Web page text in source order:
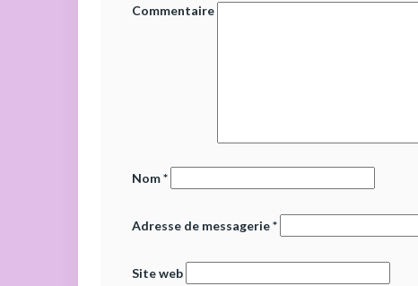
Commentaire
Nom*
Adresse de messagerie*
Site web